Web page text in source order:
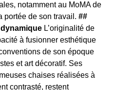
notamment au MoMA de
portée de son travail.##
L’originalité de
à fusionner esthétique
de son époque
et art décoratif. Ses
chaises réalisées à
contrasté, restent